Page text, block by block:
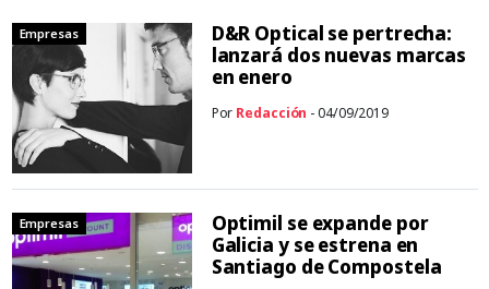
Empresas
D&R Optical se pertrecha:
lanzará dos nuevas marcas
en enero
Por Redacción - 04/09/2019
Empresas
Optimil se expande por
Galicia y se estrena en
Santiago de Compostela